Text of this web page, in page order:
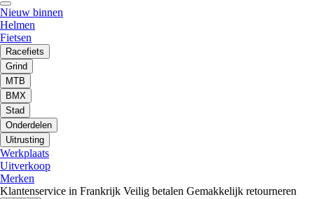
Nieuw binnen
Helmen
Fietsen
Racefiets
Grind
MTB
BMX
Stad
Onderdelen
Uitrusting
Werkplaats
Uitverkoop
Merken
Klantenservice in Frankrijk Veilig betalen Gemakkelijk retourneren